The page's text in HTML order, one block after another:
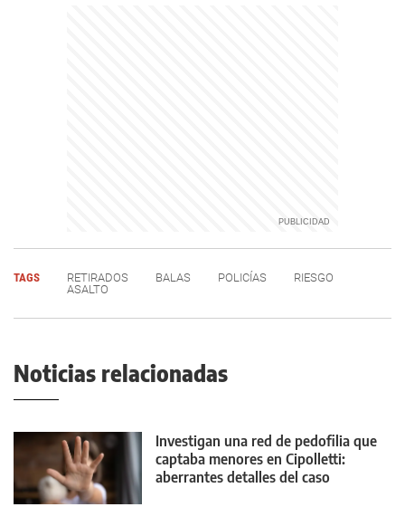
TAGS RETIRADOS BALAS POLICÍAS
RIESGO
ASALTO
Noticias relacionadas
Investigan una red de pedofilia que
captaba menores en Cipolletti:
aberrantes detalles del caso